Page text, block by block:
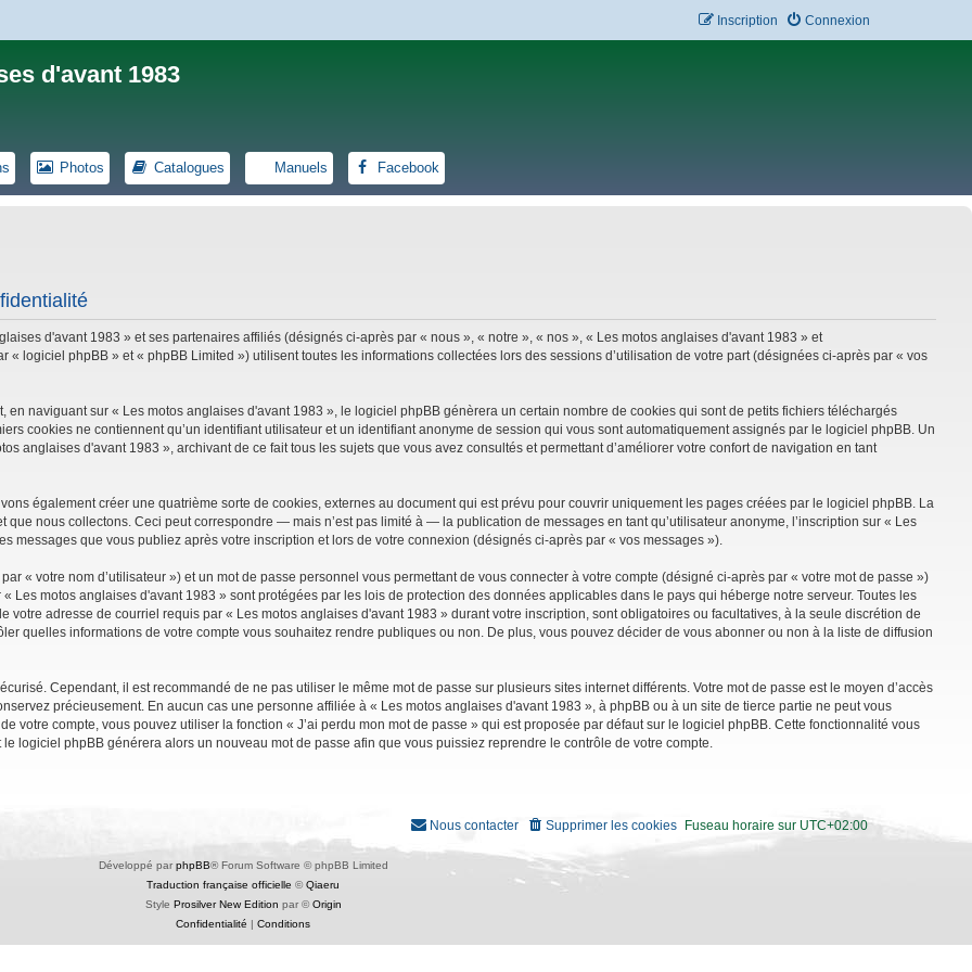
Connexion
Inscription
d'avant 1983
Photos Catalogues Manuels Facebook
d'avant 1983 » et ses partenaires affiliés (désignés ci-après par « nous », « notre », « nos », « Les motos anglaises d'avant 1983 » et
logiciel phpBB » et « phpBB Limited ») utilisent toutes les informations collectées lors des sessions d’utilisation de votre part (désignées ci-après par « vos
naviguant sur « Les motos anglaises d'avant 1983 », le logiciel phpBB génèrera un certain nombre de cookies qui sont de petits fichiers téléchargés
cookies ne contiennent qu’un identifiant utilisateur et un identifiant anonyme de session qui vous sont automatiquement assignés par le logiciel phpBB. Un
anglaises d'avant 1983 », archivant de ce fait tous les sujets que vous avez consultés et permettant d’améliorer votre confort de navigation en tant
également créer une quatrième sorte de cookies, externes au document qui est prévu pour couvrir uniquement les pages créées par le logiciel phpBB. La
nous collectons. Ceci peut correspondre — mais n’est pas limité à — la publication de messages en tant qu’utilisateur anonyme, l’inscription sur « Les
messages que vous publiez après votre inscription et lors de votre connexion (désignés ci-après par « vos messages »).
« votre nom d’utilisateur ») et un mot de passe personnel vous permettant de vous connecter à votre compte (désigné ci-après par « votre mot de passe »)
Les motos anglaises d'avant 1983 » sont protégées par les lois de protection des données applicables dans le pays qui héberge notre serveur. Toutes les
votre adresse de courriel requis par « Les motos anglaises d'avant 1983 » durant votre inscription, sont obligatoires ou facultatives, à la seule discrétion de
quelles informations de votre compte vous souhaitez rendre publiques ou non. De plus, vous pouvez décider de vous abonner ou non à la liste de diffusion
Cependant, il est recommandé de ne pas utiliser le même mot de passe sur plusieurs sites internet différents. Votre mot de passe est le moyen d’accès
précieusement. En aucun cas une personne affiliée à « Les motos anglaises d'avant 1983 », à phpBB ou à un site de tierce partie ne peut vous
votre compte, vous pouvez utiliser la fonction « J’ai perdu mon mot de passe » qui est proposée par défaut sur le logiciel phpBB. Cette fonctionnalité vous
logiciel phpBB générera alors un nouveau mot de passe afin que vous puissiez reprendre le contrôle de votre compte.
Fuseau horaire sur UTC+02:00
Supprimer les cookies
Nous contacter
Développé par phpBB® Forum Software © phpBB Limited
Traduction française officielle ©Qiaeru
Style Prosilver New Edition par ©Origin
Confidentialité
Conditions